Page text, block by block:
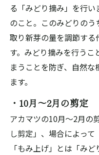
る「みどり摘み」を行
のこと。このみどりの
取り新芽の量を調節す
す。みどり摘みを行うこ
まうことを防ぎ、自然
ます。
・10月～2月の剪定
アカマツの10月～2月の
し剪定」、場合によって
「もみ上げ」とは「み